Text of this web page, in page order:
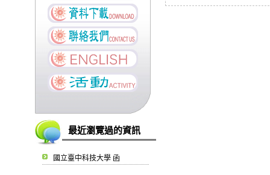
最近瀏覽過的資訊
國立臺中科技大學 函